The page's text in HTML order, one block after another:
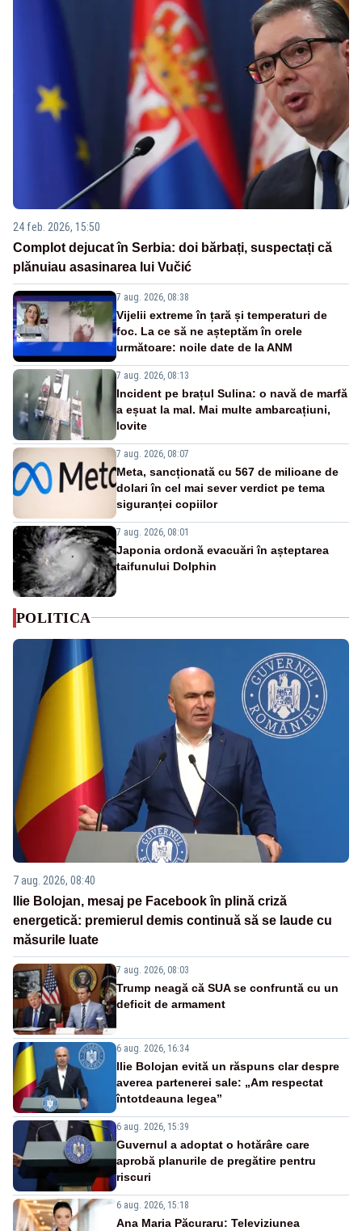
24 feb. 2026, 15:50
Complot dejucat în Serbia: doi bărbați, suspectați că
plănuiau asasinarea lui Vučić
7 aug. 2026, 08:38
Vijelii extreme în țară și temperaturi de
foc. La ce să ne așteptăm în orele
următoare: noile date de la ANM
7 aug. 2026, 08:13
Incident pe brațul Sulina: o navă de marfă
a eșuat la mal. Mai multe ambarcațiuni,
lovite
7 aug. 2026, 08:07
Meta, sancționată cu 567 de milioane de
dolari în cel mai sever verdict pe tema
siguranței copiilor
7 aug. 2026, 08:01
Japonia ordonă evacuări în așteptarea
taifunului Dolphin
POLITICA
7 aug. 2026, 08:40
Ilie Bolojan, mesaj pe Facebook în plină criză
energetică: premierul demis continuă să se laude cu
măsurile luate
7 aug. 2026, 08:03
Trump neagă că SUA se confruntă cu un
deficit de armament
6 aug. 2026, 16:34
Ilie Bolojan evită un răspuns clar despre
averea partenerei sale: „Am respectat
întotdeauna legea”
6 aug. 2026, 15:39
Guvernul a adoptat o hotărâre care
aprobă planurile de pregătire pentru
riscuri
6 aug. 2026, 15:18
Ana Maria Păcuraru: Televiziunea